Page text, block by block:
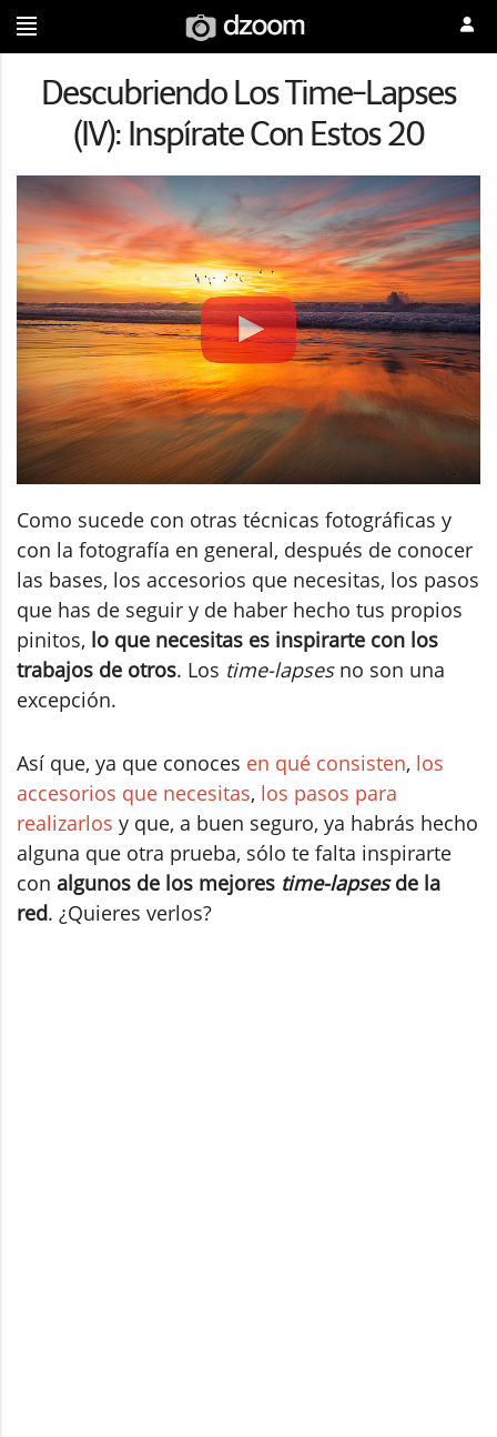
Descubriendo Los Time-Lapses
(IV): Inspírate Con Estos 20
Como sucede con otras técnicas fotográficas y
con la fotografía en general, después de conocer
las bases, los accesorios que necesitas, los pasos
que has de seguir y de haber hecho tus propios
pinitos, lo que necesitas es inspirarte con los
trabajos de otros. Los time-lapsesno son una
excepción.
Así que, ya que conoces en qué consisten, los
accesorios que necesitas, los pasos para
realizarlos y que, a buen seguro, ya habrás hecho
alguna que otra prueba, sólo te falta inspirarte
con algunos de los mejores time-lapsesde la
red. ¿Quieres verlos?